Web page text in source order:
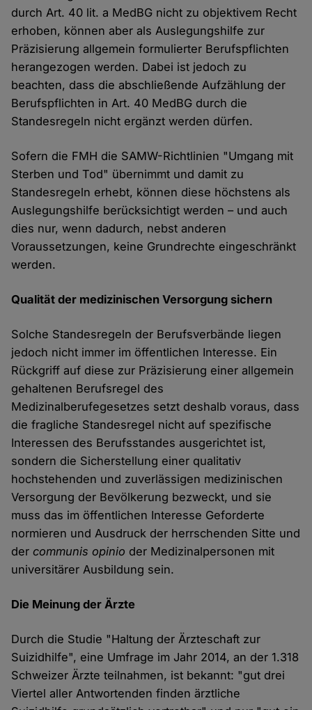
durch Art. 40 lit. a MedBG nicht zu objektivem Recht
erhoben, können aber als Auslegungshilfe zur
Präzisierung allgemein formulierter Berufspflichten
herangezogen werden. Dabei ist jedoch zu
beachten, dass die abschließende Aufzählung der
Berufspflichten in Art. 40 MedBG durch die
Standesregeln nicht ergänzt werden dürfen.
Sofern die FMH die SAMW-Richtlinien "Umgang mit
Sterben und Tod" übernimmt und damit zu
Standesregeln erhebt, können diese höchstens als
Auslegungshilfe berücksichtigt werden – und auch
dies nur, wenn dadurch, nebst anderen
Voraussetzungen, keine Grundrechte eingeschränkt
werden.
Qualität der medizinischen Versorgung sichern
Solche Standesregeln der Berufsverbände liegen
jedoch nicht immer im öffentlichen Interesse. Ein
Rückgriff auf diese zur Präzisierung einer allgemein
gehaltenen Berufsregel des
Medizinalberufegesetzes setzt deshalb voraus, dass
die fragliche Standesregel nicht auf spezifische
Interessen des Berufsstandes ausgerichtet ist,
sondern die Sicherstellung einer qualitativ
hochstehenden und zuverlässigen medizinischen
Versorgung der Bevölkerung bezweckt, und sie
muss das im öffentlichen Interesse Geforderte
normieren und Ausdruck der herrschenden Sitte und
dercommunis opinio der Medizinalpersonen mit
universitärer Ausbildung sein.
Die Meinung der Ärzte
Durch die Studie "Haltung der Ärzteschaft zur
Suizidhilfe", eine Umfrage im Jahr 2014, an der 1.318
Schweizer Ärzte teilnahmen, ist bekannt: "gut drei
Viertel aller Antwortenden finden ärztliche